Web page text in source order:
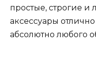
простые, строгие
аксессуары
абсолютно любого